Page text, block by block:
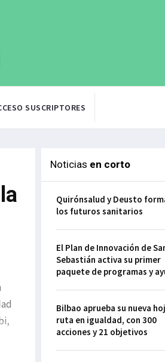
SUSCRIPTORES
Noticias en corto
Quirónsalud y Deusto
los futuros sanitarios
El Plan de Innovación de
Sebastián activa su primer
paquete de programas y
Bilbao aprueba su nueva
ruta en igualdad, con 300
acciones y 21 objetivos